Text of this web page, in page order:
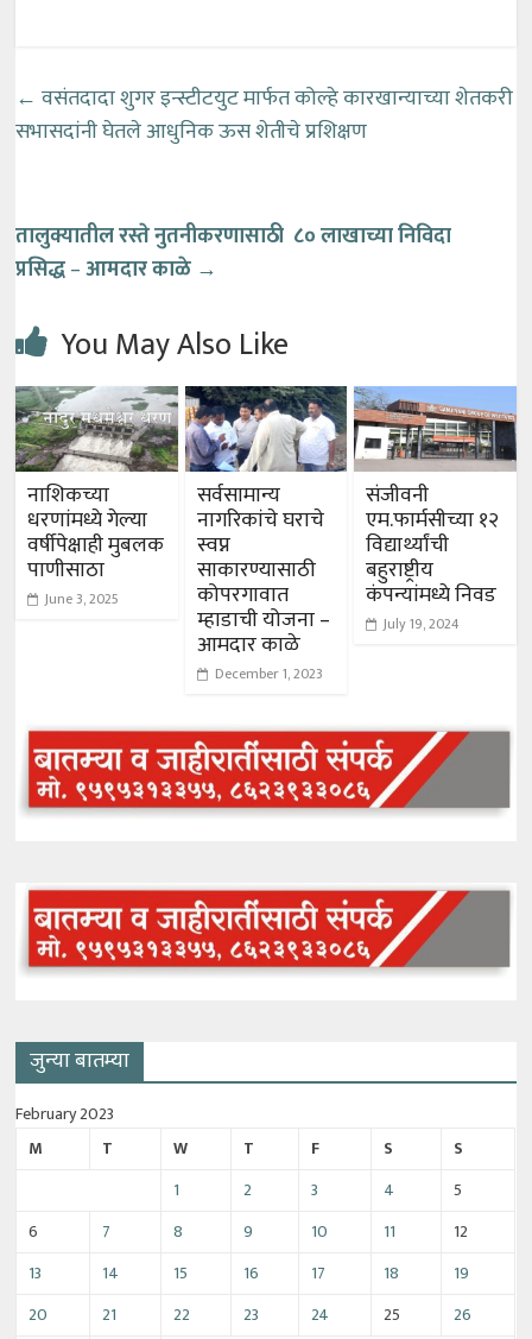
← वसंतदादा शुगर इन्स्टीटयुट मार्फत कोल्हे कारखान्याच्या शेतकरी
सभासदांनी घेतले आधुनिक ऊस शेतीचे प्रशिक्षण
तालुक्यातील रस्ते नुतनीकरणासाठी ८० लाखाच्या निविदा
प्रसिद्ध–आमदार काळे →
You May Also Like
नाशिकच्या
धरणांमध्ये गेल्या
वर्षीपेक्षाही मुबलक
पाणीसाठा
June 3, 2025
सर्वसामान्य
नागरिकांचे घराचे
स्वप्न
साकारण्यासाठी
कोपरगावात
म्हाडाची योजना –
आमदार काळे
December 1, 2023
संजीवनी
एम.फार्मसीच्या १२
विद्यार्थ्यांची
बहुराष्ट्रीय
कंपन्यांमध्ये निवड
July 19, 2024
जुन्या बातम्या
February 2023
M
T W T F S
S
1
2 3 4
5
6
7 8 9 10 11
12
13
14 15 16 17 18
19
20
21 22 23 24 25 26